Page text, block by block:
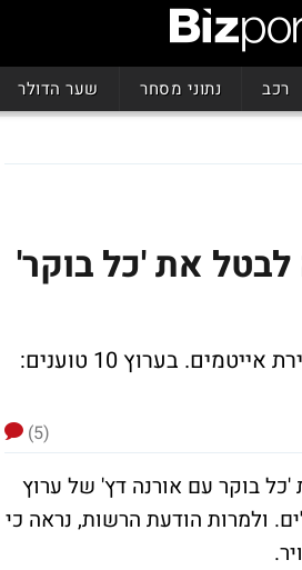
רכב נתוני מסחר שער הדולר
הרשות ה-2 רוצה לבטל את 'כל בוקר'
במשך חודשים בדקה הרשות את התכנית לאחר קבלת מידע על מכירת אייטמים. בערוץ 10 טוענים:
(5)
'כל בוקר עם אורנה דץ' של ערוץ
לכאורה. כמו כן נקנס הערוץ ב-88 אלף שקלים. ולמרות הודעת הרשות, נראה כי